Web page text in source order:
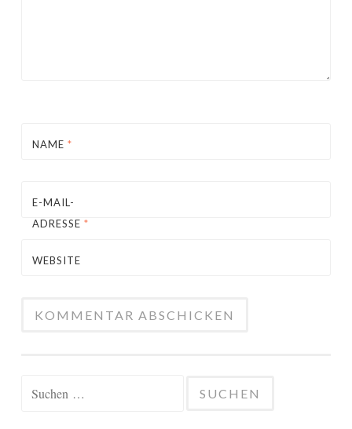
NAME *
E-MAIL-
ADRESSE *
WEBSITE